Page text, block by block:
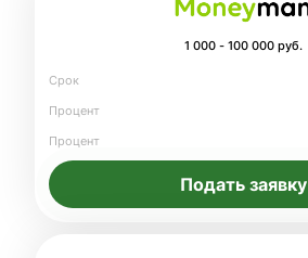
1 000 - 100 000 руб.
Срок
Процент
Процент
Подать заявку